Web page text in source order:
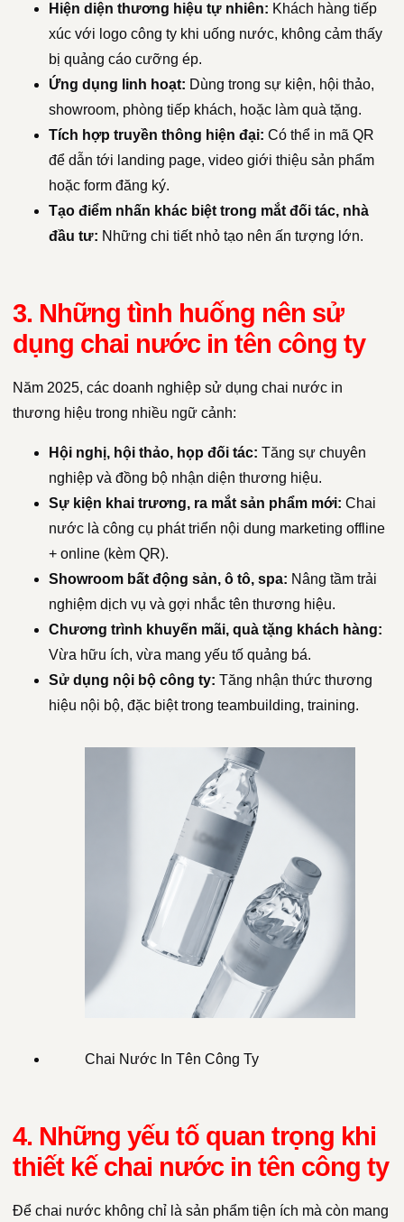
Hiện diện thương hiệu tự nhiên: Khách hàng tiếp
xúc với logo công ty khi uống nước, không cảm thấy
bị quảng cáo cưỡng ép.
Ứng dụng linh hoạt: Dùng trong sự kiện, hội thảo,
showroom, phòng tiếp khách, hoặc làm quà tặng.
Tích hợp truyền thông hiện đại: Có thể in mã QR
để dẫn tới landing page, video giới thiệu sản phẩm
hoặc form đăng ký.
Tạo điểm nhấn khác biệt trong mắt đối tác, nhà
đầu tư: Những chi tiết nhỏ tạo nên ấn tượng lớn.
3. Những tình huống nên sử
dụng chai nước in tên công ty
Năm 2025, các doanh nghiệp sử dụng chai nước in
thương hiệu trong nhiều ngữ cảnh:
Hội nghị, hội thảo, họp đối tác: Tăng sự chuyên
nghiệp và đồng bộ nhận diện thương hiệu.
Sự kiện khai trương, ra mắt sản phẩm mới: Chai
nước là công cụ phát triển nội dung marketing offline
+ online (kèm QR).
Showroom bất động sản, ô tô, spa: Nâng tầm trải
nghiệm dịch vụ và gợi nhắc tên thương hiệu.
Chương trình khuyến mãi, quà tặng khách hàng:
Vừa hữu ích, vừa mang yếu tố quảng bá.
Sử dụng nội bộ công ty: Tăng nhận thức thương
hiệu nội bộ, đặc biệt trong teambuilding, training.
Chai Nước In Tên Công Ty
4. Những yếu tố quan trọng khi
thiết kế chai nước in tên công ty
Để chai nước không chỉ là sản phẩm tiện ích mà còn mang